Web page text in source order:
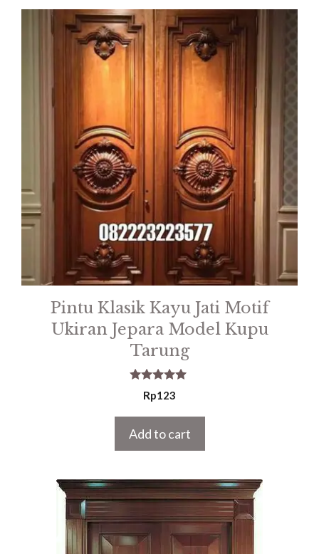
Pintu Klasik Kayu Jati Motif
Ukiran Jepara Model Kupu
Tarung
5.00
out of 5
Rp123
Add to cart